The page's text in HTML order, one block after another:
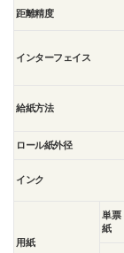
距離精度
インターフェイス
給紙方法
ロール紙外径
インク
用紙
単票
紙